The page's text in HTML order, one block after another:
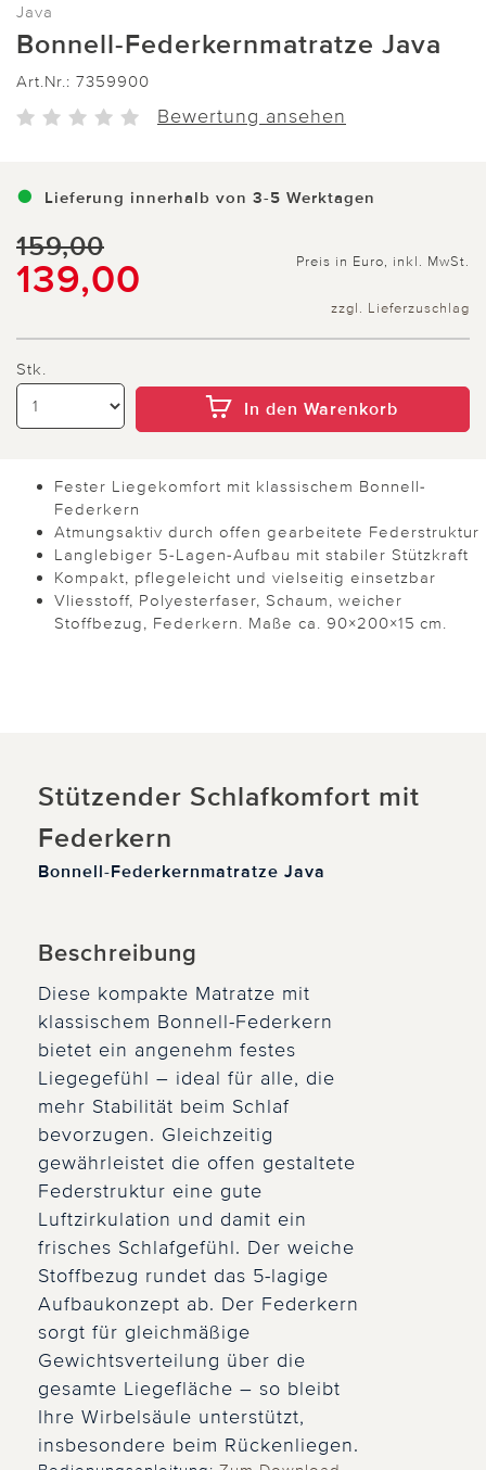
Java
Bonnell-Federkernmatratze Java
Art.Nr.: 7359900
Bewertung ansehen
Lieferung innerhalb von 3-5 Werktagen
159,00
139,00 Preis in Euro, inkl. MwSt.
zzgl. Lieferzuschlag
Stk.
In den Warenkorb
Fester Liegekomfort mit klassischem Bonnell-
Federkern
Atmungsaktiv durch offen gearbeitete Federstruktur
Langlebiger 5-Lagen-Aufbau mit stabiler Stützkraft
Kompakt, pflegeleicht und vielseitig einsetzbar
Vliesstoff, Polyesterfaser, Schaum, weicher
Stoffbezug, Federkern. Maße ca. 90×200×15 cm.
Stützender Schlafkomfort mit
Federkern
Bonnell-Federkernmatratze Java
Beschreibung
Diese kompakte Matratze mit
klassischem Bonnell-Federkern
bietet ein angenehm festes
Liegegefühl – ideal für alle, die
mehr Stabilität beim Schlaf
bevorzugen. Gleichzeitig
gewährleistet die offen gestaltete
Federstruktur eine gute
Luftzirkulation und damit ein
frisches Schlafgefühl. Der weiche
Stoffbezug rundet das 5-lagige
Aufbaukonzept ab. Der Federkern
sorgt für gleichmäßige
Gewichtsverteilung über die
gesamte Liegefläche – so bleibt
Ihre Wirbelsäule unterstützt,
insbesondere beim Rückenliegen.